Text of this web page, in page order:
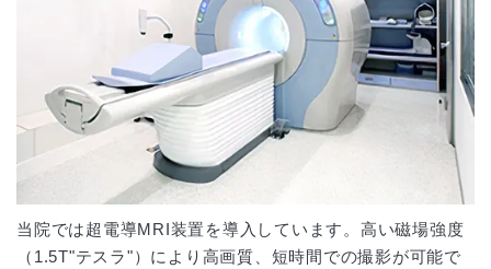
当院では超電導MRI装置を導入しています。高い磁場強度
（1.5T"テスラ"）により高画質、短時間での撮影が可能で